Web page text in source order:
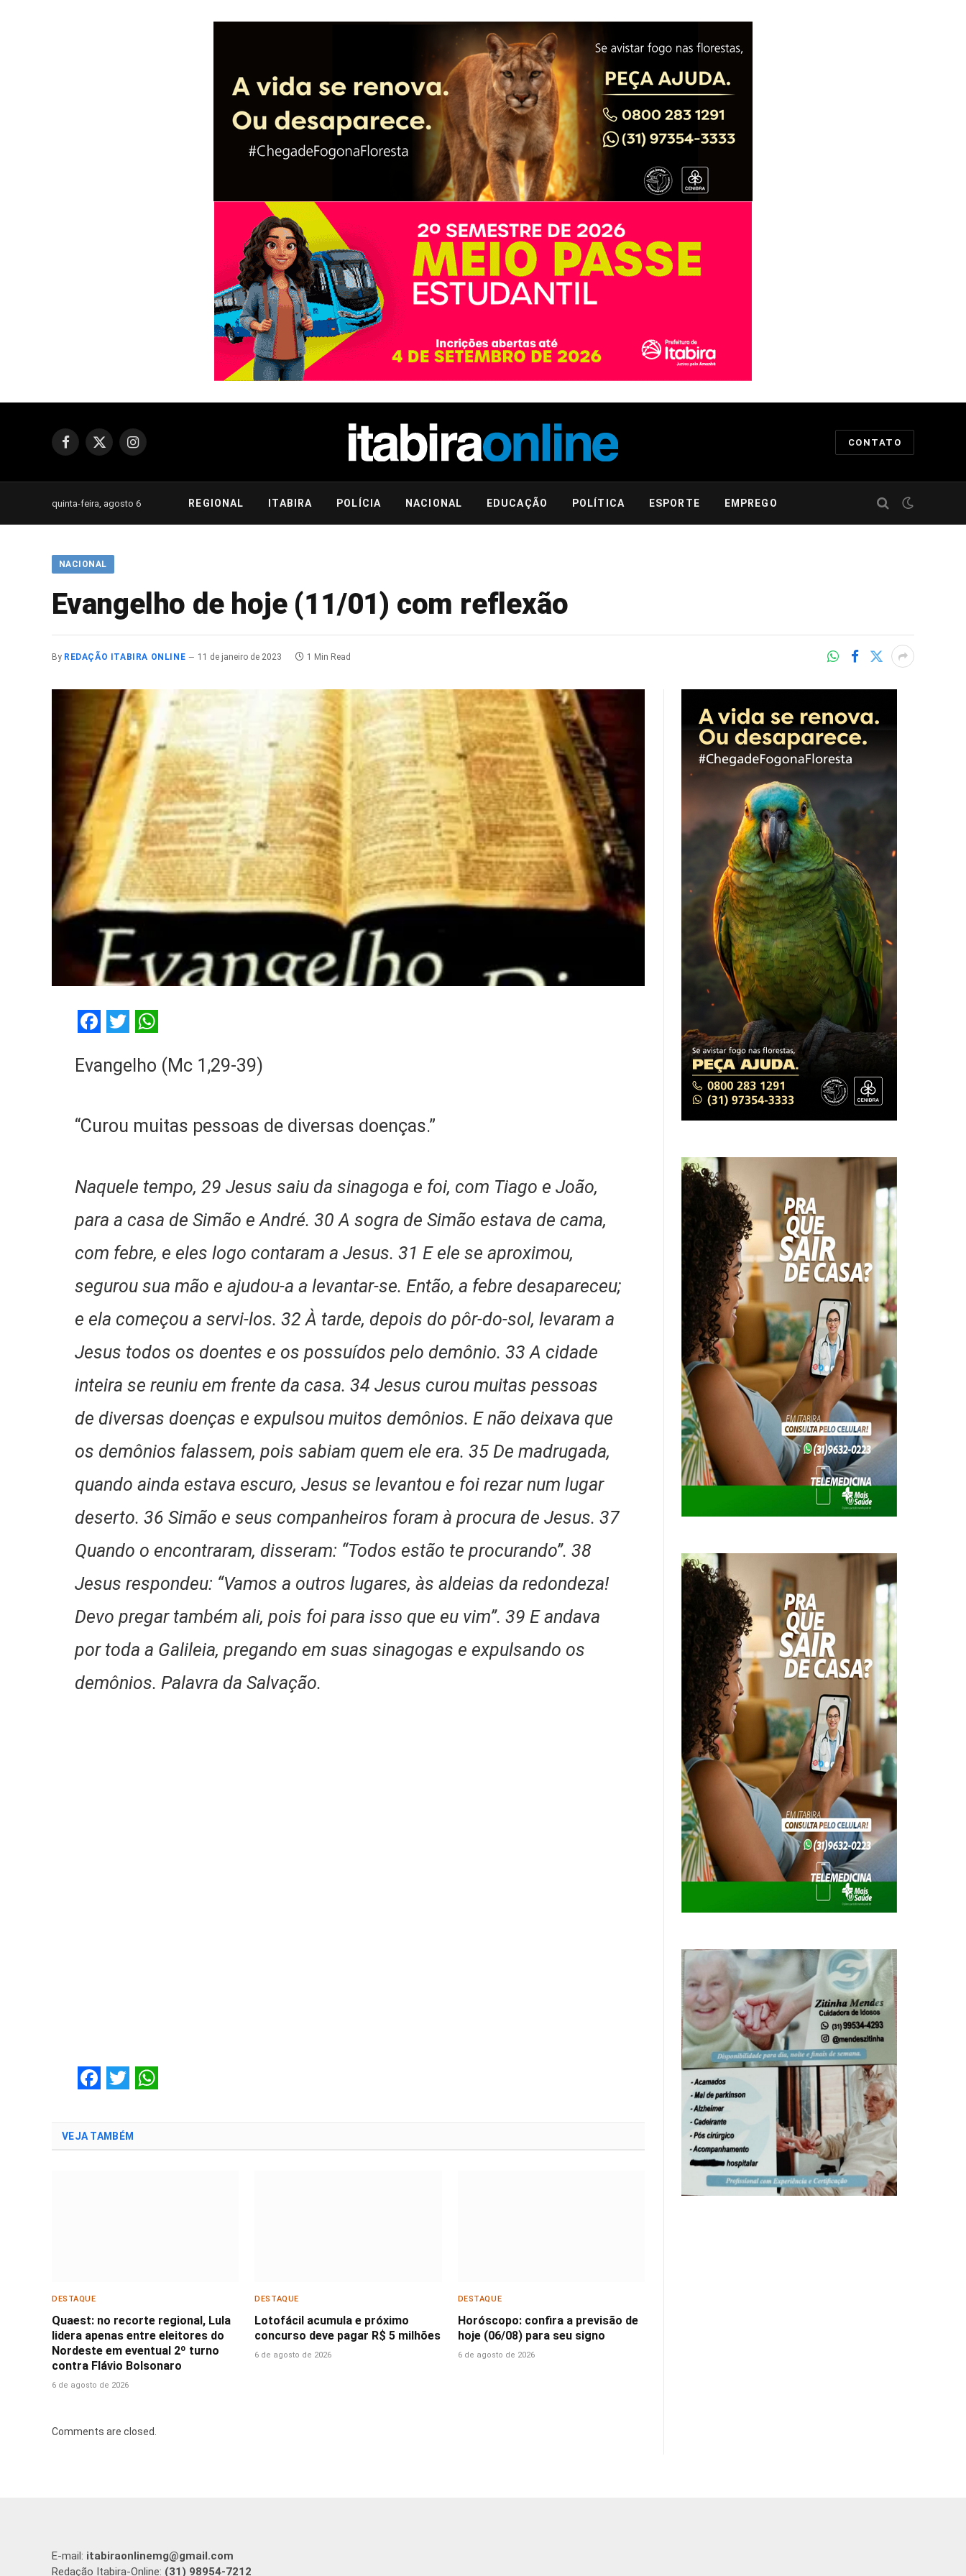
Facebook
X
Instagram
CONTATO
quinta-feira, agosto 6 REGIONAL ITABIRA POLÍCIA NACIONAL EDUCAÇÃO POLÍTICA ESPORTE EMPREGO
NACIONAL
Evangelho de hoje (11/01) com reflexão
By REDAÇÃO ITABIRA ONLINE 11 de janeiro de 2023 1 Min Read
Evangelho (Mc 1,29-39)
“Curou muitas pessoas de diversas doenças.”
Naquele tempo, 29 Jesus saiu da sinagoga e foi, com Tiago e João,
para a casa de Simão e André. 30 A sogra de Simão estava de cama,
com febre, e eles logo contaram a Jesus. 31 E ele se aproximou,
segurou sua mão e ajudou-a a levantar-se. Então, a febre desapareceu;
e ela começou a servi-los. 32 À tarde, depois do pôr-do-sol, levaram a
Jesus todos os doentes e os possuídos pelo demônio. 33 A cidade
inteira se reuniu em frente da casa. 34 Jesus curou muitas pessoas
de diversas doenças e expulsou muitos demônios. E não deixava que
os demônios falassem, pois sabiam quem ele era. 35 De madrugada,
quando ainda estava escuro, Jesus se levantou e foi rezar num lugar
deserto. 36 Simão e seus companheiros foram à procura de Jesus. 37
Quando o encontraram, disseram: “Todos estão te procurando”. 38
Jesus respondeu: “Vamos a outros lugares, às aldeias da redondeza!
Devo pregar também ali, pois foi para isso que eu vim”. 39 E andava
por toda a Galileia, pregando em suas sinagogas e expulsando os
demônios. Palavra da Salvação.
VEJA TAMBÉM
DESTAQUE
Quaest: no recorte regional, Lula
lidera apenas entre eleitores do
Nordeste em eventual 2º turno
contra Flávio Bolsonaro
6 de agosto de 2026
DESTAQUE
Lotofácil acumula e próximo
concurso deve pagar R$ 5 milhões
6 de agosto de 2026
DESTAQUE
Horóscopo: confira a previsão de
hoje (06/08) para seu signo
6 de agosto de 2026
Comments are closed.
E-mail: itabiraonlinemg@gmail.com
Redação Itabira-Online: (31) 98954-7212